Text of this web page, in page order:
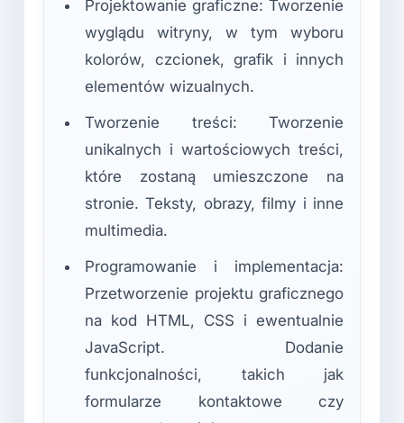
Projektowanie graficzne: Tworzenie
wyglądu witryny, w tym wyboru
kolorów, czcionek, grafik i innych
elementów wizualnych.
Tworzenie treści: Tworzenie
unikalnych i wartościowych treści,
które zostaną umieszczone na
stronie. Teksty, obrazy, filmy i inne
multimedia.
Programowanie i implementacja:
Przetworzenie projektu graficznego
na kod HTML, CSS i ewentualnie
JavaScript. Dodanie
funkcjonalności, takich jak
formularze kontaktowe czy